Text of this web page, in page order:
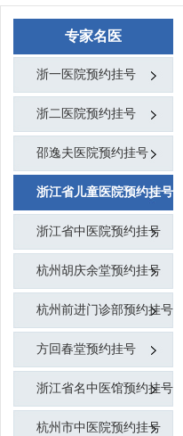
专家名医
浙一医院预约挂号
浙二医院预约挂号
邵逸夫医院预约挂号
浙江省儿童医院预约挂号
浙江省中医院预约挂号
杭州胡庆余堂预约挂号
杭州前进门诊部预约挂号
方回春堂预约挂号
浙江省名中医馆预约挂号
杭州市中医院预约挂号